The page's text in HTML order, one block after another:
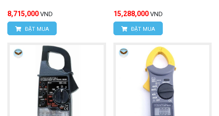
8,715,000 VND
ĐẶT MUA
15,288,000 VND
ĐẶT MUA